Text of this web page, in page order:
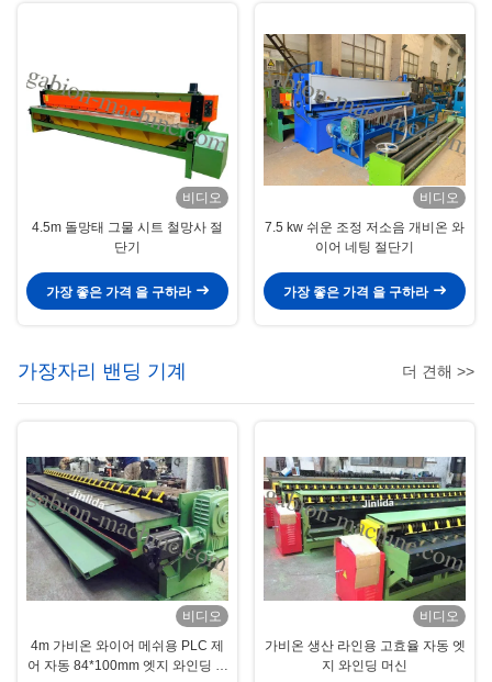
비디오
4.5m 돌망태 그물 시트 철망사 절
단기
가장 좋은 가격 을 구하라
비디오
7.5 kw 쉬운 조정 저소음 개비온 와
이어 네팅 절단기
가장 좋은 가격 을 구하라
가장자리 밴딩 기계 더 견해 >>
비디오
4m 가비온 와이어 메쉬용 PLC 제
어 자동 84*100mm 엣지 와인딩 머
비디오
가비온 생산 라인용 고효율 자동 엣
지 와인딩 머신